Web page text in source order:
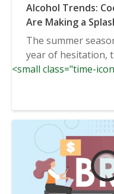
Alcohol Trends:
Are Making a
The summer
year of hesitation,
<small class="time-